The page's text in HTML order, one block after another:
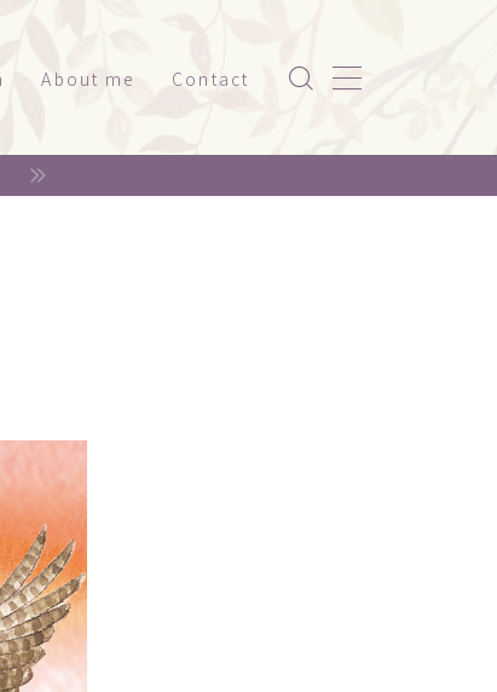
（美容・健康）
グッズ
About me Contact